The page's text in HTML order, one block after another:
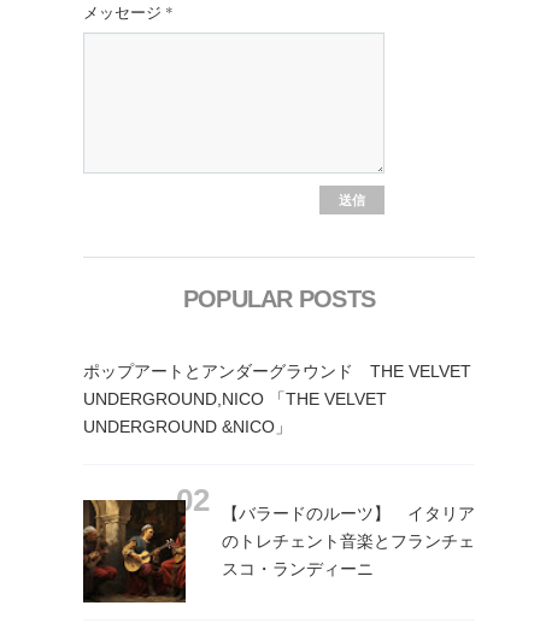
メッセージ *
POPULAR POSTS
ポップアートとアンダーグラウンド THE VELVET
UNDERGROUND,NICO 「THE VELVET
UNDERGROUND &NICO」
【バラードのルーツ】 イタリア
のトレチェント音楽とフランチェ
スコ・ランディーニ